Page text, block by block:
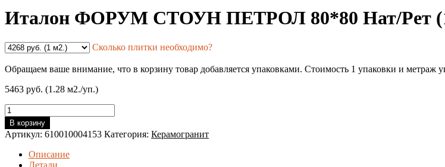
Италон ФОРУМ СТОУН ПЕТРОЛ 80*80 Нат/Рет
Сколько плитки необходимо?
Обращаем ваше внимание, что в корзину товар добавляется упаковками. Стоимость 1 упаковки и метраж
5463 руб. (1.28 м2./уп.)
Количество
товара
Италон
ФОРУМ
СТОУН
ПЕТРОЛ
В корзину
Артикул: 610010004153 Категория: Керамогранит
Описание
Детали